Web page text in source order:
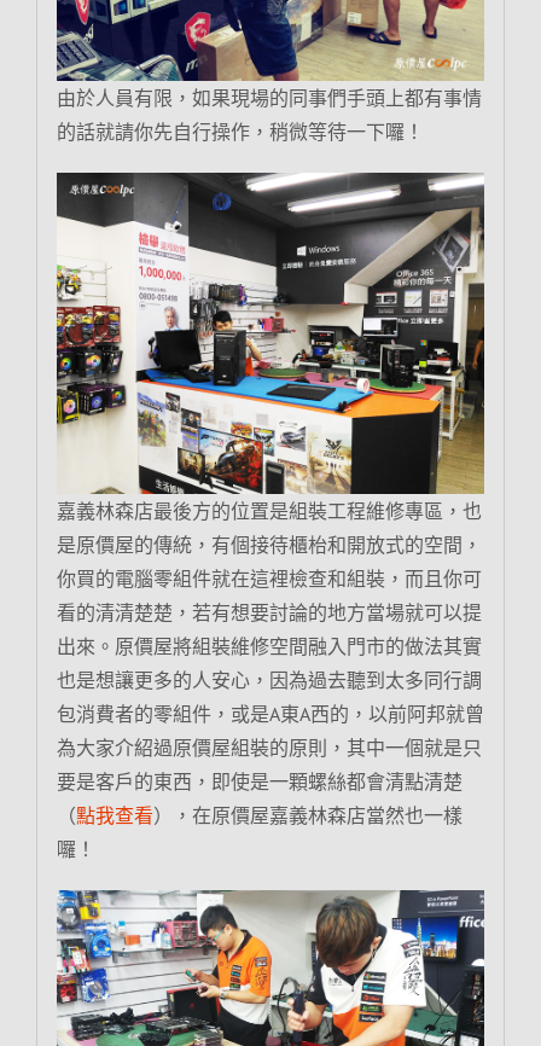
由於人員有限，如果現場的同事們手頭上都有事情
的話就請你先自行操作，稍微等待一下囉！
嘉義林森店最後方的位置是組裝工程維修專區，也
是原價屋的傳統，有個接待櫃枱和開放式的空間，
你買的電腦零組件就在這裡檢查和組裝，而且你可
看的清清楚楚，若有想要討論的地方當場就可以提
出來。原價屋將組裝維修空間融入門市的做法其實
也是想讓更多的人安心，因為過去聽到太多同行調
包消費者的零組件，或是A東A西的，以前阿邦就曾
為大家介紹過原價屋組裝的原則，其中一個就是只
要是客戶的東西，即使是一顆螺絲都會清點清楚
（點我查看），在原價屋嘉義林森店當然也一樣
囉！